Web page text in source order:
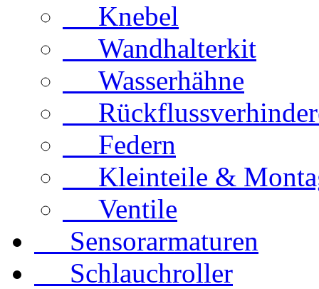
Knebel
Wandhalterkit
Wasserhähne
Federn
Kleinteile &
Ventile
Sensorarmaturen
Schlauchroller